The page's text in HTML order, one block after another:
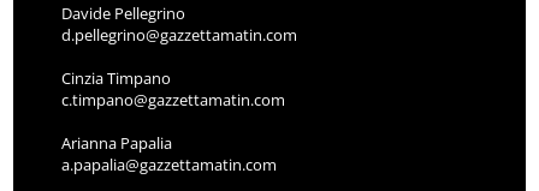
Davide Pellegrino
d.pellegrino@gazzettamatin.com
Cinzia Timpano
c.timpano@gazzettamatin.com
Arianna Papalia
a.papalia@gazzettamatin.com